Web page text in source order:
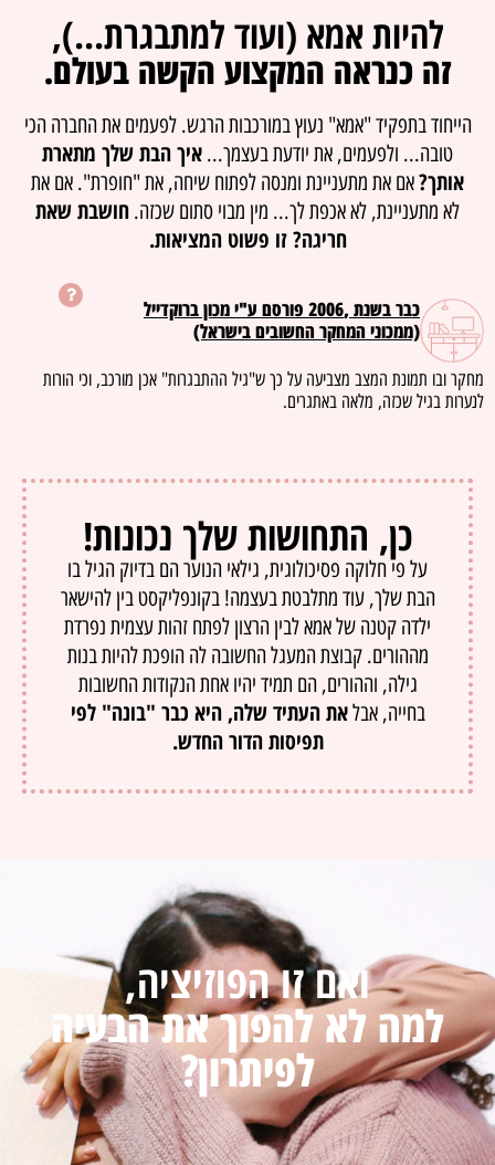
להיות אמא (ועוד למתבגרת...),
זה כנראה המקצוע הקשה בעולם.
הייחוד בתפקיד "אמא" נעוץ במורכבות הרגש. לפעמים את החברה הכי
טובה... ולפעמים, את יודעת בעצמך... איך הבת שלך מתארת
אותך?אם את מתעניינת ומנסה לפתוח שיחה, את "חופרת". אם את
לא מתעניינת, לא אכפת לך... מין מבוי סתום שכזה. חושבת שאת
חריגה? זו פשוט המציאות.
כבר בשנת ,2006 פורסם ע"י מכון ברוקדייל
(ממכוני המחקר החשובים בישראל)
מחקר ובו תמונת המצב מצביעה על כך ש"גיל ההתבגרות" אכן מורכב, וכי הורות
לנערות בגיל שכזה, מלאה באתגרים.
כן, התחושות שלך נכונות!
על פי חלוקה פסיכולוגית, גילאי הנוער הם בדיוק הגיל בו
הבת שלך, עוד מתלבטת בעצמה! בקונפליקסט בין להישאר
ילדה קטנה של אמא לבין הרצון לפתח זהות עצמית נפרדת
מההורים. קבוצת המעגל החשובה לה הופכת להיות בנות
גילה, וההורים, הם תמיד יהיו אחת הנקודות החשובות
בחייה, אבלאת העתיד שלה, היא כבר "בונה" לפי
תפיסות הדור החדש.
ואם זו הפוזיציה,
למה לא להפוך את הבעיה
לפיתרון?